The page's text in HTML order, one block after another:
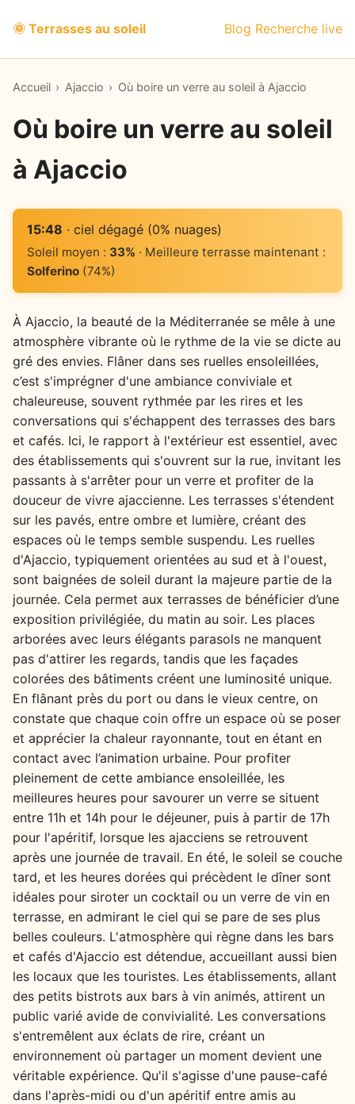
🌞 Terrasses au soleil Blog Recherche live
Accueil › Ajaccio › Où boire un verre au soleil à Ajaccio
Où boire un verre au soleil
à Ajaccio
15:48 · ciel dégagé (0% nuages)
Soleil moyen : 33% · Meilleure terrasse maintenant :
Solferino(74%)
À Ajaccio, la beauté de la Méditerranée se mêle à une
atmosphère vibrante où le rythme de la vie se dicte au
gré des envies. Flâner dans ses ruelles ensoleillées,
c’est s'imprégner d'une ambiance conviviale et
chaleureuse, souvent rythmée par les rires et les
conversations qui s'échappent des terrasses des bars
et cafés. Ici, le rapport à l'extérieur est essentiel, avec
des établissements qui s'ouvrent sur la rue, invitant les
passants à s'arrêter pour un verre et profiter de la
douceur de vivre ajaccienne. Les terrasses s'étendent
sur les pavés, entre ombre et lumière, créant des
espaces où le temps semble suspendu. Les ruelles
d'Ajaccio, typiquement orientées au sud et à l'ouest,
sont baignées de soleil durant la majeure partie de la
journée. Cela permet aux terrasses de bénéficier d’une
exposition privilégiée, du matin au soir. Les places
arborées avec leurs élégants parasols ne manquent
pas d'attirer les regards, tandis que les façades
colorées des bâtiments créent une luminosité unique.
En flânant près du port ou dans le vieux centre, on
constate que chaque coin offre un espace où se poser
et apprécier la chaleur rayonnante, tout en étant en
contact avec l’animation urbaine. Pour profiter
pleinement de cette ambiance ensoleillée, les
meilleures heures pour savourer un verre se situent
entre 11h et 14h pour le déjeuner, puis à partir de 17h
pour l'apéritif, lorsque les ajacciens se retrouvent
après une journée de travail. En été, le soleil se couche
tard, et les heures dorées qui précèdent le dîner sont
idéales pour siroter un cocktail ou un verre de vin en
terrasse, en admirant le ciel qui se pare de ses plus
belles couleurs. L'atmosphère qui règne dans les bars
et cafés d'Ajaccio est détendue, accueillant aussi bien
les locaux que les touristes. Les établissements, allant
des petits bistrots aux bars à vin animés, attirent un
public varié avide de convivialité. Les conversations
s'entremêlent aux éclats de rire, créant un
environnement où partager un moment devient une
véritable expérience. Qu'il s'agisse d'une pause-café
dans l'après-midi ou d'un apéritif entre amis au